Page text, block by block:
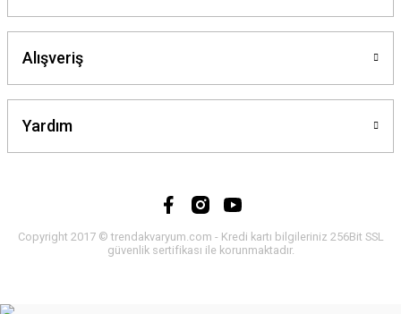
Alışveriş
Yardım
Copyright 2017 © trendakvaryum.com - Kredi kartı bilgileriniz 256Bit SSL
güvenlik sertifikası ile korunmaktadır.